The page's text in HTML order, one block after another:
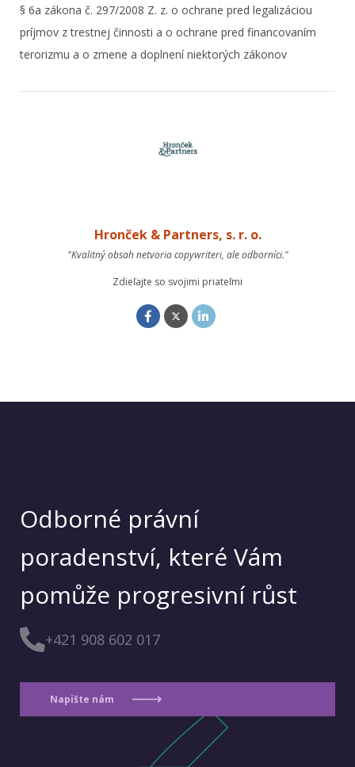
§ 6a zákona č. 297/2008 Z. z. o ochrane pred legalizáciou
príjmov z trestnej činnosti a o ochrane pred financovaním
terorizmu a o zmene a doplnení niektorých zákonov
Hronček & Partners, s. r. o.
"Kvalitný obsah netvoria copywriteri, ale odborníci."
Zdieľajte so svojimi priateľmi
Odborné právní
poradenství, které Vám
pomůže progresivní růst
+421 908 602 017
Napište nám